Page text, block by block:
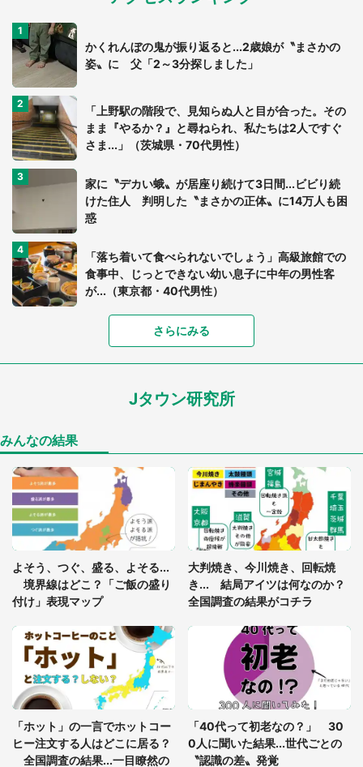
かくれんぼの鬼が振り返ると...2歳娘が〝まさかの
姿〟に 父「2～3分探しました」
「上野駅の階段で、見知らぬ人と目が合った。その
まま『やるか？』と尋ねられ、私たちは2人ですぐ
さま...」（茨城県・70代男性）
家に〝デカい蛾〟が居座り続けて3日間...ビビり続
けた住人 判明した〝まさかの正体〟に14万人も困
惑
「落ち着いて食べられないでしょう」高級旅館での
食事中、じっとできない幼い息子に中年の男性客
が...（東京都・40代男性）
「富豪すぎ」1歳息子の〝店頭駄々こね〟の内容に1.
7万人驚がく 「お菓子売り場ならまだしも...」「ハ
ードル高い」
「閉所恐怖症の私は新幹線で大パニック。隣席の青
「ゾワゾワする」「本当に気持ち悪い」 道端でバ
グっちゃってた〝野生の野菜〟に6.5万人戦慄
座布団だろ」「食パンの耳」と1.4万人困惑
っ暗な道で遭難状態。なんとか見つけた民家に助け
を求めると、住人の男性が...」
「孫にあげると思って、あなたにこれをあげる」
真夏の山道で見知らぬお婆さんに握らされたもの
（山口県・30代女性）
さらにみる
Jタウン研究所
みんなの結果
よそう、つぐ、盛る、よそる...
境界線はどこ？「ご飯の盛り
付け」表現マップ
大判焼き、今川焼き、回転焼
き... 結局アイツは何なのか？
全国調査の結果がコチラ
「ホット」の一言でホットコー
ヒー注文する人はどこに居る？
全国調査の結果...一目瞭然の
「40代って初老なの？」 30
0人に聞いた結果...世代ごとの
〝認識の差〟発覚